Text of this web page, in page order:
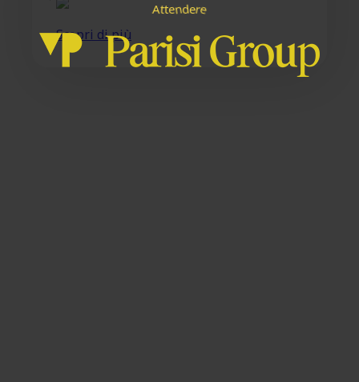
Attendere
Scopri di più